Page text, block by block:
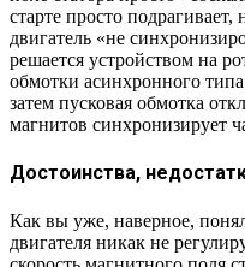
старте просто подрагивает,
двигатель «не
решается устройством на
обмотки асинхронного
затем пусковая обмотка
магнитов синхронизирует
Достоинства,
Как вы уже, наверное,
двигателя никак не